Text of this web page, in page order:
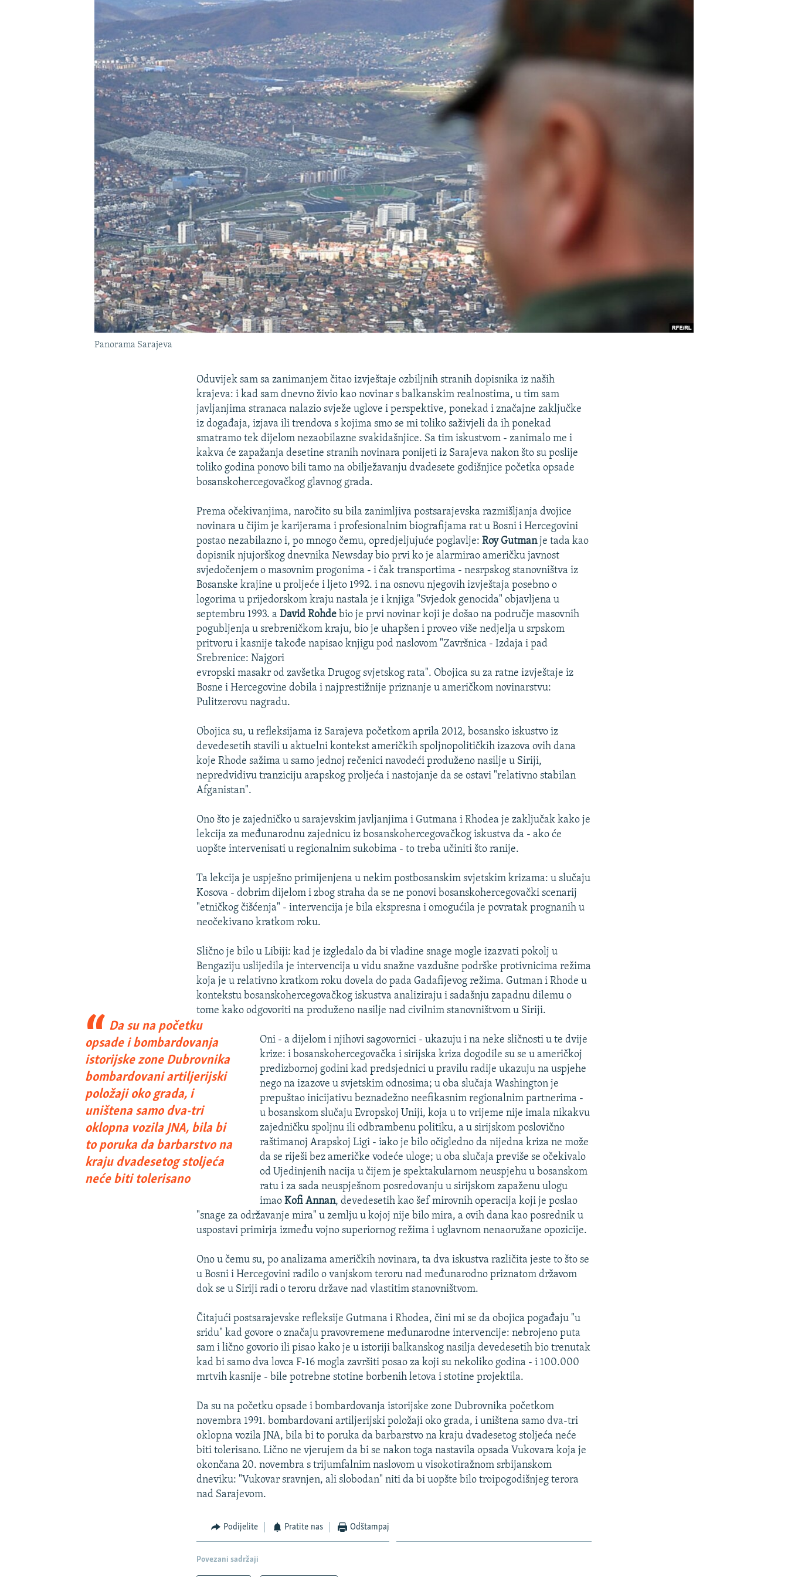
GENOCID U SREBRENICI
POPLAVE I KLIZIŠTA U BIH 2024.
TRI DECENIJE OD RATA U BIH
NASTANAK I RASPAD JUGOSLAVIJE
Panorama Sarajeva
Oduvijek sam sa zanimanjem čitao izvještaje ozbiljnih stranih dopisnika iz naših
krajeva: i kad sam dnevno živio kao novinar s balkanskim realnostima, u tim sam
javljanjima stranaca nalazio svježe uglove i perspektive, ponekad i značajne zaključke
iz događaja, izjava ili trendova s kojima smo se mi toliko saživjeli da ih ponekad
smatramo tek dijelom nezaobilazne svakidašnjice. Sa tim iskustvom - zanimalo me i
kakva će zapažanja desetine stranih novinara ponijeti iz Sarajeva nakon što su poslije
toliko godina ponovo bili tamo na obilježavanju dvadesete godišnjice početka opsade
bosanskohercegovačkog glavnog grada.
Prema očekivanjima, naročito su bila zanimljiva postsarajevska razmišljanja dvojice
novinara u čijim je karijerama i profesionalnim biografijama rat u Bosni i Hercegovini
postao nezabilazno i, po mnogo čemu, opredjeljujuće poglavlje:Roy Gutmanje tada kao
dopisnik njujorškog dnevnika Newsday bio prvi ko je alarmirao američku javnost
svjedočenjem o masovnim progonima - i čak transportima - nesrpskog stanovništva iz
Bosanske krajine u proljeće i ljeto 1992. i na osnovu njegovih izvještaja posebno o
logorima u prijedorskom kraju nastala je i knjiga "Svjedok genocida" objavljena u
septembru 1993. aDavid Rohde bio je prvi novinar koji je došao na područje masovnih
pogubljenja u srebreničkom kraju, bio je uhapšen i proveo više nedjelja u srpskom
pritvoru i kasnije takođe napisao knjigu pod naslovom "Završnica - Izdaja i pad
Srebrenice: Najgori
evropski masakr od zavšetka Drugog svjetskog rata". Obojica su za ratne izvještaje iz
Bosne i Hercegovine dobila i najprestižnije priznanje u američkom novinarstvu:
Pulitzerovu nagradu.
Obojica su, u refleksijama iz Sarajeva početkom aprila 2012, bosansko iskustvo iz
devedesetih stavili u aktuelni kontekst američkih spoljnopolitičkih izazova ovih dana
koje Rhode sažima u samo jednoj rečenici navodeći produženo nasilje u Siriji,
nepredvidivu tranziciju arapskog proljeća i nastojanje da se ostavi "relativno stabilan
Afganistan".
Ono što je zajedničko u sarajevskim javljanjima i Gutmana i Rhodea je zaključak kako je
lekcija za međunarodnu zajednicu iz bosanskohercegovačkog iskustva da - ako će
uopšte intervenisati u regionalnim sukobima - to treba učiniti što ranije.
Ta lekcija je uspješno primijenjena u nekim postbosanskim svjetskim krizama: u slučaju
Kosova - dobrim dijelom i zbog straha da se ne ponovi bosanskohercegovački scenarij
"etničkog čišćenja" - intervencija je bila ekspresna i omogućila je povratak prognanih u
neočekivano kratkom roku.
Slično je bilo u Libiji: kad je izgledalo da bi vladine snage mogle izazvati pokolj u
Bengaziju uslijedila je intervencija u vidu snažne vazdušne podrške protivnicima režima
koja je u relativno kratkom roku dovela do pada Gadafijevog režima. Gutman i Rhode u
kontekstu bosanskohercegovačkog iskustva analiziraju i sadašnju zapadnu dilemu o
tome kako odgovoriti na produženo nasilje nad civilnim stanovništvom u Siriji.
Da su na početku
opsade i bombardovanja
istorijske zone Dubrovnika
bombardovani artiljerijski
položaji oko grada, i
uništena samo dva-tri
oklopna vozila JNA, bila bi
to poruka da barbarstvo na
kraju dvadesetog stoljeća
neće biti tolerisano
Oni - a dijelom i njihovi sagovornici - ukazuju i na neke sličnosti u te dvije
krize: i bosanskohercegovačka i sirijska kriza dogodile su se u američkoj
predizbornoj godini kad predsjednici u pravilu radije ukazuju na uspjehe
nego na izazove u svjetskim odnosima; u oba slučaja Washington je
prepuštao inicijativu beznadežno neefikasnim regionalnim partnerima -
u bosanskom slučaju Evropskoj Uniji, koja u to vrijeme nije imala nikakvu
zajedničku spoljnu ili odbrambenu politiku, a u sirijskom poslovično
raštimanoj Arapskoj Ligi - iako je bilo očigledno da nijedna kriza ne može
da se riješi bez američke vodeće uloge; u oba slučaja previše se očekivalo
od Ujedinjenih nacija u čijem je spektakularnom neuspjehu u bosanskom
ratu i za sada neuspješnom posredovanju u sirijskom zapaženu ulogu
imao Kofi Annan, devedesetih kao šef mirovnih operacija koji je poslao
"snage za održavanje mira" u zemlju u kojoj nije bilo mira, a ovih dana kao posrednik u
uspostavi primirja između vojno superiornog režima i uglavnom nenaoružane opozicije.
Ono u čemu su, po analizama američkih novinara, ta dva iskustva različita jeste to što se
u Bosni i Hercegovini radilo o vanjskom teroru nad međunarodno priznatom državom
dok se u Siriji radi o teroru države nad vlastitim stanovništvom.
Čitajući postsarajevske refleksije Gutmana i Rhodea, čini mi se da obojica pogađaju "u
sridu" kad govore o značaju pravovremene međunarodne intervencije: nebrojeno puta
sam i lično govorio ili pisao kako je u istoriji balkanskog nasilja devedesetih bio trenutak
kad bi samo dva lovca F-16 mogla završiti posao za koji su nekoliko godina - i 100.000
mrtvih kasnije - bile potrebne stotine borbenih letova i stotine projektila.
Da su na početku opsade i bombardovanja istorijske zone Dubrovnika početkom
novembra 1991. bombardovani artiljerijski položaji oko grada, i uništena samo dva-tri
oklopna vozila JNA, bila bi to poruka da barbarstvo na kraju dvadesetog stoljeća neće
biti tolerisano. Lično ne vjerujem da bi se nakon toga nastavila opsada Vukovara koja je
okončana 20. novembra s trijumfalnim naslovom u visokotiražnom srbijanskom
dneviku: "Vukovar sravnjen, ali slobodan" niti da bi uopšte bilo troipogodišnjeg terora
nad Sarajevom.
Podijelite Pratite nas Odštampaj
Povezani sadržaji